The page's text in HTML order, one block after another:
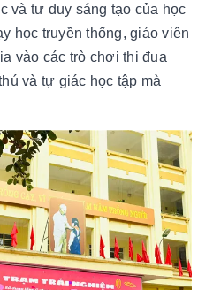
và tư duy sáng tạo của học
học truyền thống, giáo viên
vào các trò chơi thi đua
và tự giác học tập mà